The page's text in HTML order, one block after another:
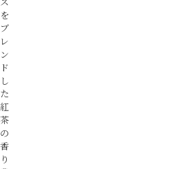
を
ブ
レ
ン
ド
し
た
紅
茶
の
香
り